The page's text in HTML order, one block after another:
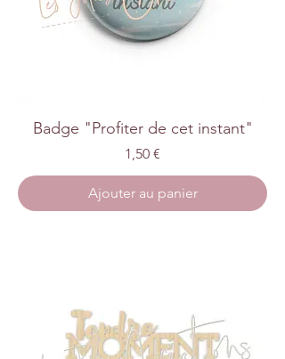
Badge "Profiter de cet instant"
Prix
1,50 €
Ajouter au panier